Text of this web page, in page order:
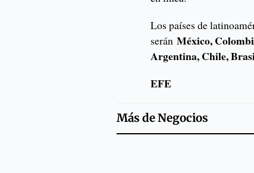
Los países de
seránMéxico,
Argentina, Chile,
EFE
Más deNegocios